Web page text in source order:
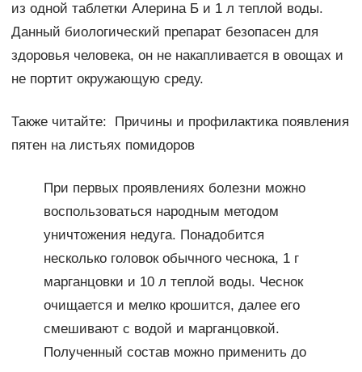
из одной таблетки Алерина Б и 1 л теплой воды.
Данный биологический препарат безопасен для
здоровья человека, он не накапливается в овощах и
не портит окружающую среду.
Также читайте: Причины и профилактика появления
пятен на листьях помидоров
При первых проявлениях болезни можно
воспользоваться народным методом
уничтожения недуга. Понадобится
несколько головок обычного чеснока, 1 г
марганцовки и 10 л теплой воды. Чеснок
очищается и мелко крошится, далее его
смешивают с водой и марганцовкой.
Полученный состав можно применить до